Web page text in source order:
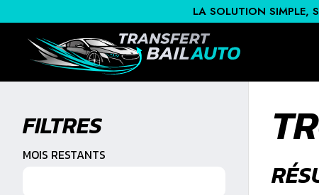
LA SOLUTION SIMPLE,
FILTRES
MOIS RESTANTS